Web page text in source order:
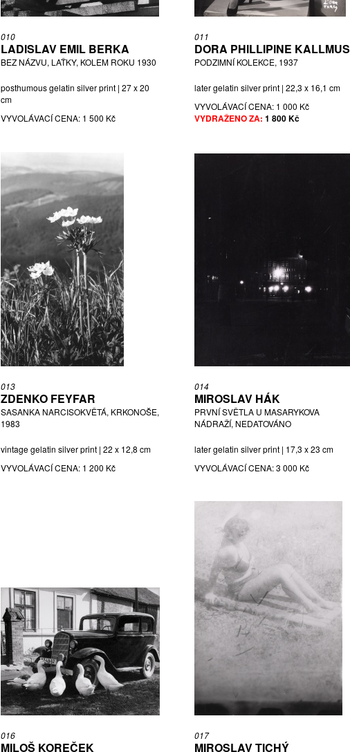
010
LADISLAV EMIL BERKA
BEZ NÁZVU, LAŤKY, KOLEM ROKU 1930
posthumous gelatin silver print | 27 x 20
cm
VYVOLÁVACÍ CENA: 1 500 Kč
011
DORA PHILLIPINE KALLMUS
PODZIMNÍ KOLEKCE, 1937
later gelatin silver print | 22,3 x 16,1 cm
VYVOLÁVACÍ CENA: 1 000 Kč
VYDRAŽENO ZA: 1 800 Kč
013
ZDENKO FEYFAR
SASANKA NARCISOKVĚTÁ, KRKONOŠE,
1983
vintage gelatin silver print | 22 x 12,8 cm
VYVOLÁVACÍ CENA: 1 200 Kč
014
MIROSLAV HÁK
PRVNÍ SVĚTLA U MASARYKOVA
NÁDRAŽÍ, NEDATOVÁNO
later gelatin silver print | 17,3 x 23 cm
VYVOLÁVACÍ CENA:3 000 Kč
016
MILOŠ KOREČEK
017
MIROSLAV TICHÝ